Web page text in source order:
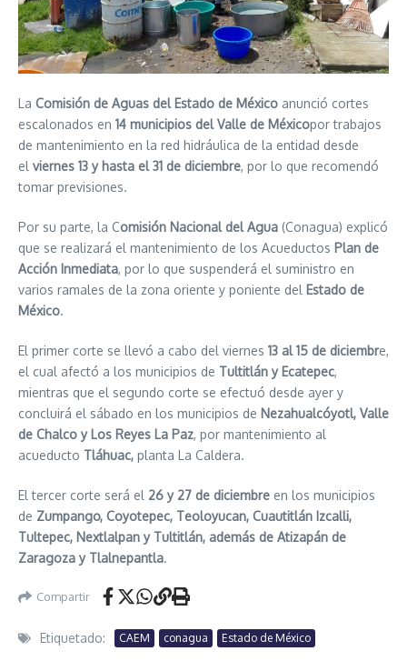
La Comisión de Aguas del Estado de México anunció cortes
escalonados en 14 municipios del Valle de Méxicopor trabajos
de mantenimiento en la red hidráulica de la entidad desde
el viernes 13 y hasta el 31 de diciembre, por lo que recomendó
tomar previsiones.
Por su parte, la Comisión Nacional del Agua (Conagua) explicó
que se realizará el mantenimiento de los Acueductos Plan de
Acción Inmediata, por lo que suspenderá el suministro en
varios ramales de la zona oriente y poniente del Estado de
México.
El primer corte se llevó a cabo del viernes 13 al 15 de diciembre,
el cual afectó a los municipios de Tultitlán y Ecatepec,
mientras que el segundo corte se efectuó desde ayer y
concluirá el sábado en los municipios de Nezahualcóyotl, Valle
de Chalco y Los Reyes La Paz, por mantenimiento al
acueducto Tláhuac, planta La Caldera.
El tercer corte será el 26 y 27 de diciembre en los municipios
de Zumpango, Coyotepec, Teoloyucan, Cuautitlán Izcalli,
Tultepec, Nextlalpan y Tultitlán, además de Atizapán de
Zaragoza y Tlalnepantla.
Compartir
Etiquetado: CAEM conagua Estado de México